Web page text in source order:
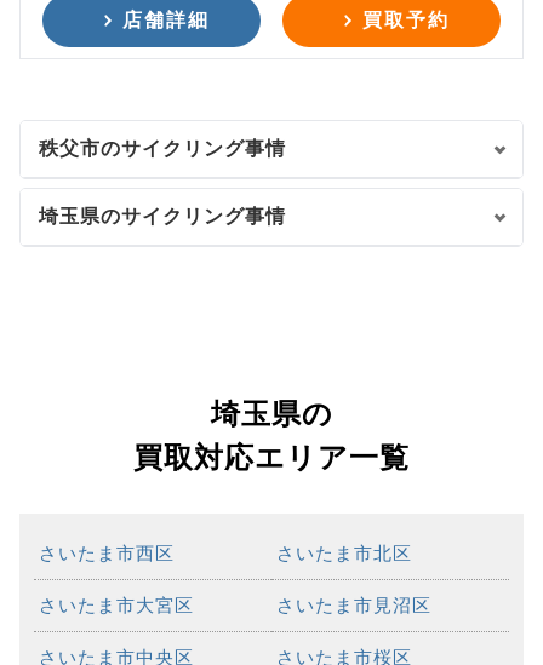
店舗詳細 買取予約
秩父市のサイクリング事情
埼玉県のサイクリング事情
埼玉県の
買取対応エリア一覧
さいたま市西区 さいたま市北区
さいたま市大宮区 さいたま市見沼区
さいたま市中央区 さいたま市桜区